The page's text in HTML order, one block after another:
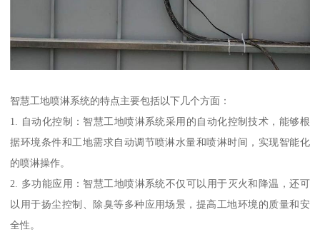
智慧工地喷淋系统的特点主要包括以下几个方面：
1. 自动化控制：智慧工地喷淋系统采用的自动化控制技术，能够根
据环境条件和工地需求自动调节喷淋水量和喷淋时间，实现智能化
的喷淋操作。
2. 多功能应用：智慧工地喷淋系统不仅可以用于灭火和降温，还可
以用于扬尘控制、除臭等多种应用场景，提高工地环境的质量和安
全性。